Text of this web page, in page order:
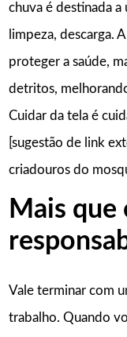
chuva é destinada a
limpeza, descarga.
proteger a saúde,
detritos,
Cuidar da tela é
[sugestão de link
criadouros do
Mais que
Vale terminar com
trabalho. Quando